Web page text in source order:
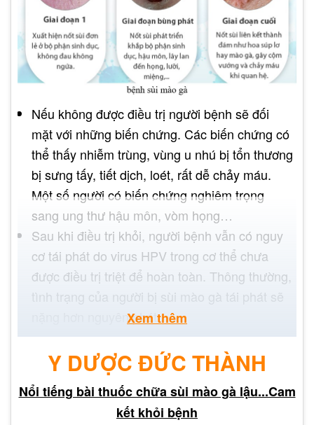
Nếu không được điều trị người bệnh sẽ đối
mặt với những biến chứng. Các biến chứng có
thể thấy nhiễm trùng, vùng u nhú bị tổn thương
bị sưng tấy, tiết dịch, loét, rất dễ chảy máu.
Một số người có biến chứng nghiêm trọng
sang ung thư hậu môn, vòm họng…
Sau khi điều trị khỏi, người bệnh vẫn có nguy
cơ tái phát do virus HPV trong cơ thể chưa
được điều trị triệt để hoàn toàn. Thông thường,
tình trạng của người bị sùi mào gà tái phát sẽ
nặng hơn nguyên phát.
Mối liên quan giữa sùi mào
gà và ung thư
Xem thêm
Y DƯỢC ĐỨC THÀNH
Nổi tiếng bài thuốc chữa sùi mào gà lậu...Cam
kết khỏi bệnh